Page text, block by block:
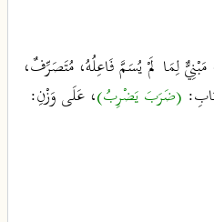
لِمَا لَمْ يُسَمَّ فَاعِلُهُ، مُتَصَرِّفٌ،
(ضَرَبَ يَضْرِبُ)، عَلَى وَزْنِ: